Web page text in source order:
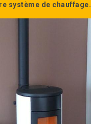
système de chauffage.